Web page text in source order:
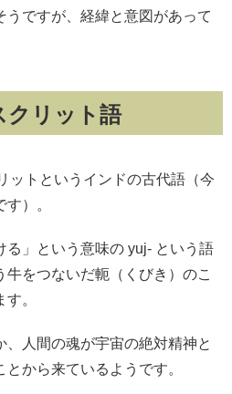
ですが、経緯と意図があって
クリット語
ットというインドの古代語（今
）。
る」という意味の yuj- という語
をつないだ軛（くびき）のこ
。
人間の魂が宇宙の絶対精神と
から来ているようです。